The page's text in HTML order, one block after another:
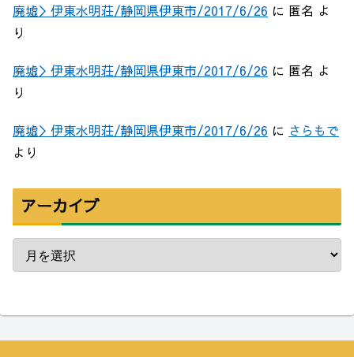
廃墟＞伊東水明荘/静岡県伊東市/2017/6/26 に 匿名 よ
り
廃墟＞伊東水明荘/静岡県伊東市/2017/6/26 に 匿名 よ
り
廃墟＞伊東水明荘/静岡県伊東市/2017/6/26 に さらもで
より
アーカイブ